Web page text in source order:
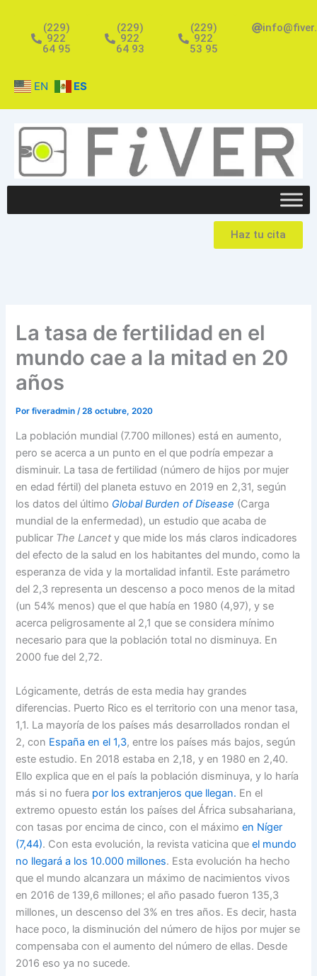
contenido
(229)
922
64 95
(229)
922
64 93
(229)
922
53 95
EN ES
Haz tu cita
La tasa de fertilidad en el
mundo cae a la mitad en 20
años
Porfiveradmin /28 octubre, 2020
La población mundial (7.700 millones) está en aumento,
pero se acerca a un punto en el que podría empezar a
disminuir. La tasa de fertilidad (número de hijos por mujer
en edad fértil) del planeta estuvo en 2019 en 2,31, según
los datos del último Global Burden of Disease (Carga
mundial de la enfermedad), un estudio que acaba de
publicar The Lancety que mide los más claros indicadores
del efecto de la salud en los habitantes del mundo, como la
esperanza de vida y la mortalidad infantil. Este parámetro
del 2,3 representa un descenso a poco menos de la mitad
(un 54% menos) que el que había en 1980 (4,97), y se
acerca peligrosamente al 2,1 que se considera mínimo
necesario para que la población total no disminuya. En
2000 fue del 2,72.
Lógicamente, detrás de esta media hay grandes
diferencias. Puerto Rico es el territorio con una menor tasa,
1,1. La mayoría de los países más desarrollados rondan el
2, con España en el 1,3, entre los países más bajos, según
este estudio. En 2018 estaba en 2,18, y en 1980 en 2,40.
Ello explica que en el país la población disminuya, y lo haría
más si no fuera por los extranjeros que llegan. En el
extremo opuesto están los países del África subsahariana,
con tasas por encima de cinco, con el máximoen Níger
(7,44). Con esta evolución, la revista vaticina queel mundo
no llegará a los 10.000 millones. Esta evolución ha hecho
que el mundo alcanzara un máximo de nacimientos vivos
en 2016 de 139,6 millones; el año pasado fueron 135,3
millones, un descenso del 3% en tres años. Es decir, hasta
hace poco, la disminución del número de hijos por mujer se
compensaba con el aumento del número de ellas. Desde
2016 eso ya no sucede.